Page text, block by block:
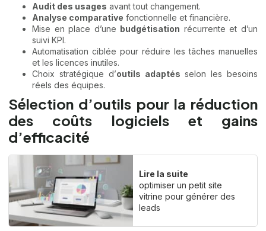
Audit des usages avant tout changement.
Analyse comparative fonctionnelle et financière.
Mise en place d’une budgétisation récurrente et d’un
suivi KPI.
Automatisation ciblée pour réduire les tâches manuelles
et les licences inutiles.
Choix stratégique d’outils adaptés selon les besoins
réels des équipes.
Sélection d’outils pour la réduction
des coûts logiciels et gains
d’efficacité
Lire la suite
optimiser un petit site
vitrine pour générer des
leads